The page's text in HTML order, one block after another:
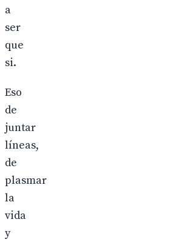
a
ser
que
si.
Eso
de
juntar
líneas,
de
plasmar
la
vida
y